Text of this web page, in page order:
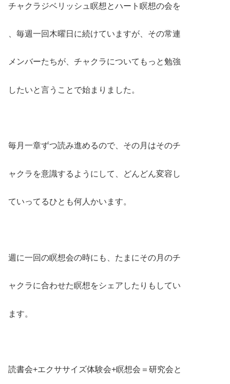
チャクラジベリッシュ瞑想とハート瞑想の会を
、毎週一回木曜日に続けていますが、その常連
メンバーたちが、チャクラについてもっと勉強
したいと言うことで始まりました。
毎月一章ずつ読み進めるので、その月はそのチ
ャクラを意識するようにして、どんどん変容し
ていってるひとも何人かいます。
週に一回の瞑想会の時にも、たまにその月のチ
ャクラに合わせた瞑想をシェアしたりもしてい
ます。
読書会+エクササイズ体験会+瞑想会＝研究会と